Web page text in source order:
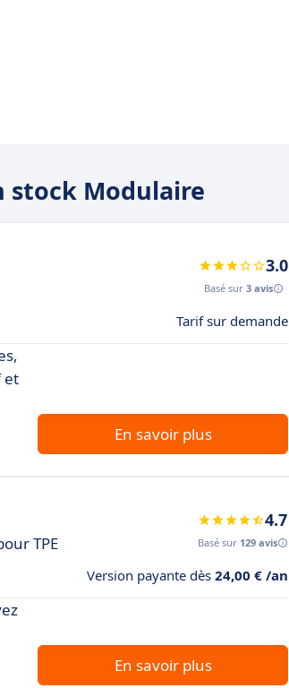
stock Modulaire
3.0
Basé sur 3 avis
Tarif sur demande
et
En savoir plus
TPE
4.7
Basé sur 129 avis
Version payante dès 24,00 € /an
En savoir plus